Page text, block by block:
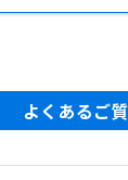
よくあるご